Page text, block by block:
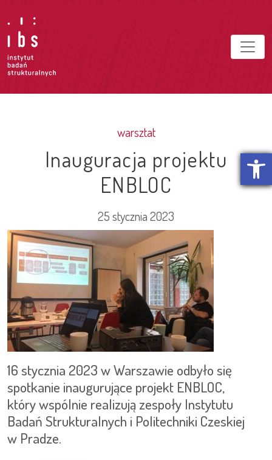
Otwórz
warsztat
Inauguracja projektu
ENBLOC
25 stycznia 2023
16 stycznia 2023 w Warszawie odbyło się
spotkanie inaugurujące projekt ENBLOC,
który wspólnie realizują zespoły Instytutu
Badań Strukturalnych i Politechniki Czeskiej
w Pradze.